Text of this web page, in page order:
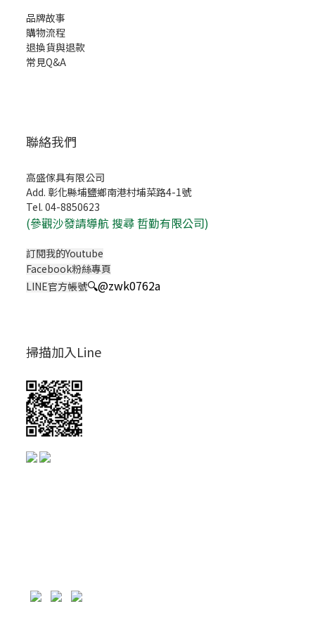
品牌故事
購物流程
退換貨與退款
常見Q&A
聯絡我們
高盛傢具有限公司
Add. 彰化縣埔鹽鄉南港村埔菜路4-1號
Tel. 04-8850623
(參觀沙發請導航 搜尋 哲勤有限公司)
訂閱我的Youtube
Facebook粉絲專頁
LINE官方帳號🔍@zwk0762a
掃描加入Line